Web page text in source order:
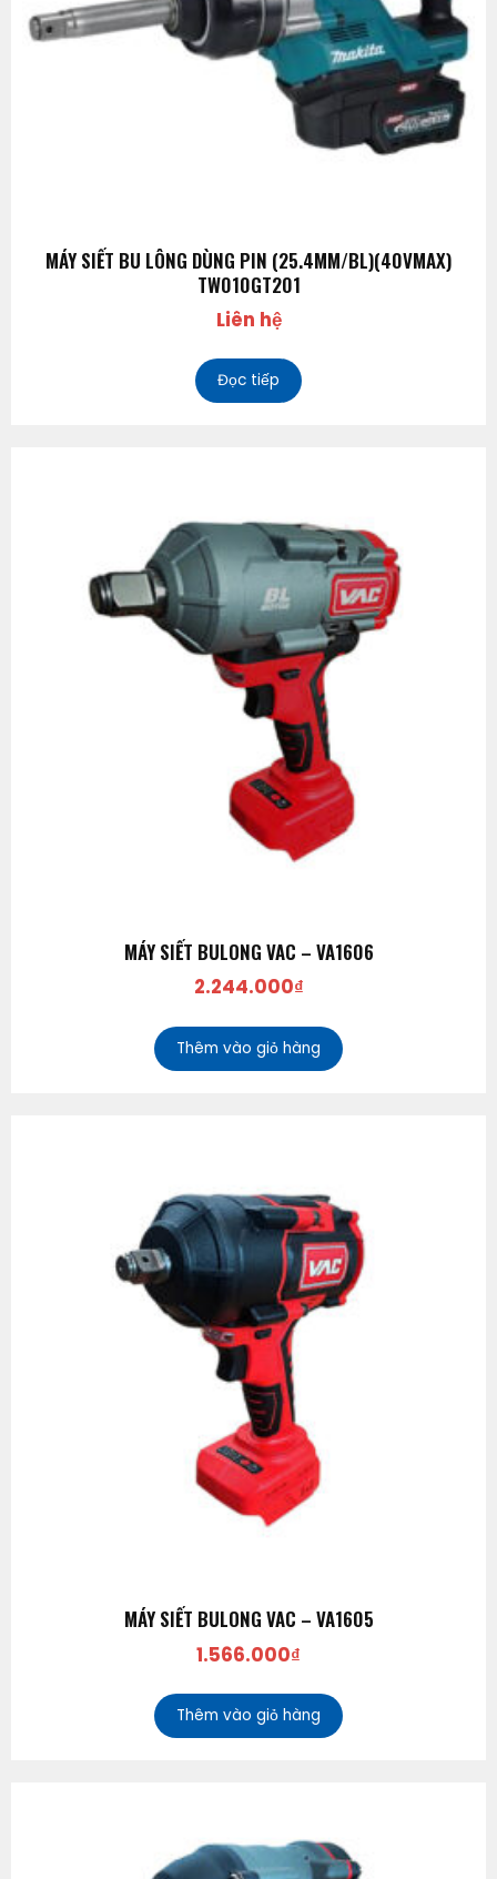
MÁY SIẾT BU LÔNG DÙNG PIN (25.4MM/BL)(40VMAX)
TW010GT201
Liên hệ
Đọc tiếp
MÁY SIẾT BULONG VAC – VA1606
2.244.000₫
Thêm vào giỏ hàng
MÁY SIẾT BULONG VAC – VA1605
1.566.000₫
Thêm vào giỏ hàng